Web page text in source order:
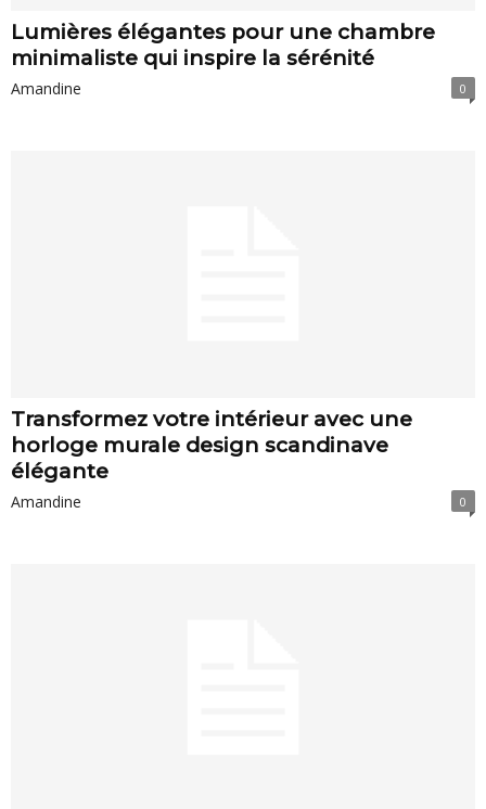
Lumières élégantes pour une chambre
minimaliste qui inspire la sérénité
Amandine 0
Transformez votre intérieur avec une
horloge murale design scandinave
élégante
Amandine 0